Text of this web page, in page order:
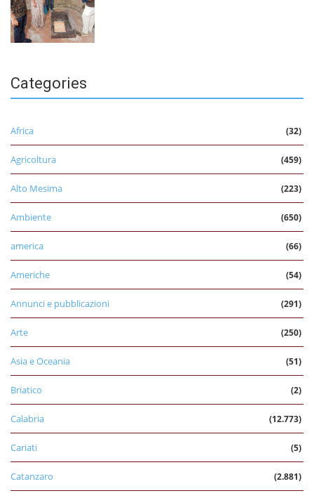
Categories
Africa (32)
Agricoltura (459)
Alto Mesima (223)
Ambiente (650)
america (66)
Americhe (54)
Annunci e pubblicazioni (291)
Arte (250)
Asia e Oceania (51)
Briatico (2)
Calabria (12.773)
Cariati (5)
Catanzaro (2.881)